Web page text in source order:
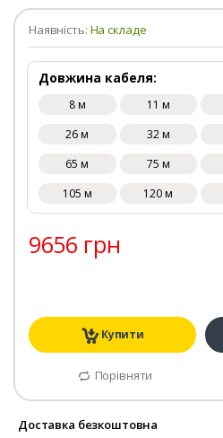
Наявність: На складе
Довжина кабеля:
8 м 11 м
26 м
32 м
65 м
75 м
105 м
120 м
9656 грн
Купити
Порівняти
Доставка безкоштовна